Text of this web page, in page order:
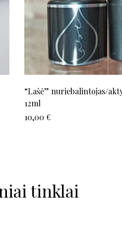
“Lašė” nuriebalintojas/
12ml
10,00 €
tinklai